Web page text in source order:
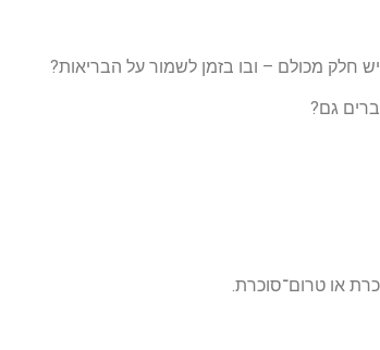
חלק מכולם – ובו בזמן לשמור על הבריאות?
גם?
או טרום־סוכרת.